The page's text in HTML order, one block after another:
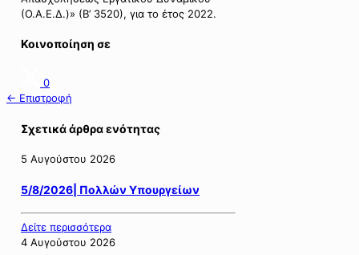
(Ο.Α.Ε.Δ.)» (Β’ 3520), για το έτος 2022.
Κοινοποίηση σε
0
← Επιστροφή
Σχετικά άρθρα ενότητας
5 Αυγούστου 2026
5/8/2026| Πολλών Υπουργείων
Δείτε περισσότερα
4 Αυγούστου 2026